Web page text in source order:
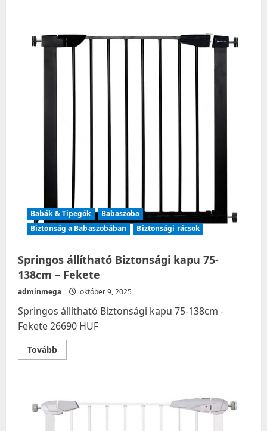
Babák & Tipegők
Babaszoba
Biztonság a Babaszobában
Biztonsági rácsok
Springos állítható Biztonsági kapu 75-
138cm – Fekete
adminmega október 9, 2025
Springos állítható Biztonsági kapu 75-138cm -
Fekete 26690 HUF
TovábbRead
more
kapu
75-
138cm